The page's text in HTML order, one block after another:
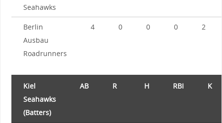
Seahawks
Berlin
Ausbau
Roadrunners
4 0 0 0 2
Kiel
Seahawks
(Batters)
AB R H RBI K